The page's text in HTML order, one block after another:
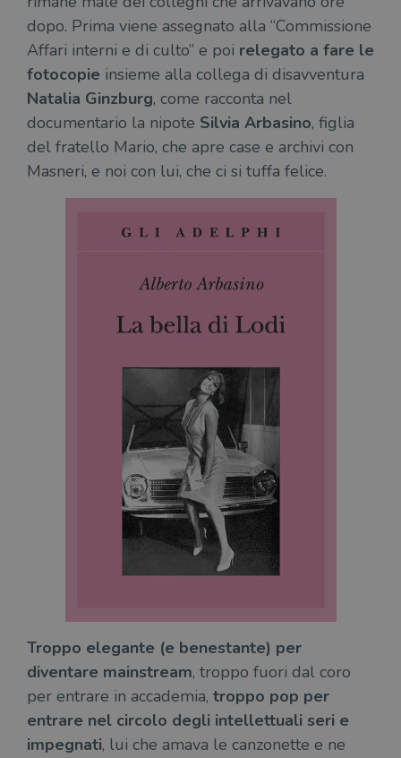
dopo. Prima viene assegnato alla “Commissione
Affari interni e di culto” e poi relegato a fare le
fotocopie insieme alla collega di disavventura
Natalia Ginzburg, come racconta nel
documentario la nipote Silvia Arbasino, figlia
del fratello Mario, che apre case e archivi con
Masneri, e noi con lui, che ci si tuffa felice.
Troppo elegante (e benestante) per
diventare mainstream, troppo fuori dal coro
per entrare in accademia, troppo pop per
entrare nel circolo degli intellettuali seri e
impegnati, lui che amava le canzonette e ne